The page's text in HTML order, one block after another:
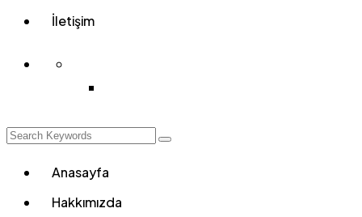
İletişim
Anasayfa
Hakkımızda